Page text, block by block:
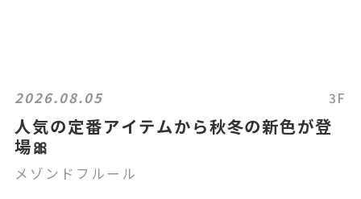
2026.08.05 3F
人気の定番アイテムから秋冬の新色が登
場🎀
メゾンドフルール